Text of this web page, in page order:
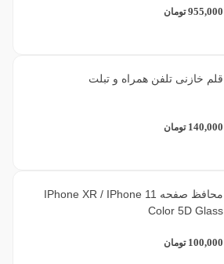
955,000 تومان
قلم خازنی تلفن همراه و تبلت
140,000 تومان
محافظ صفحه IPhone XR / IPhone 11
Color 5D Glass
100,000 تومان